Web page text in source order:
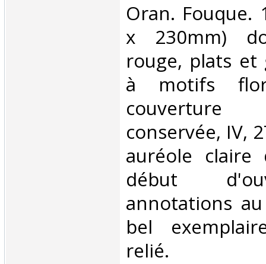
‎Oran. Fouque.
x 230mm)
rouge, plats et
à motifs
conservée, IV,
auréole claire
début
annotations
bel
relié.‎